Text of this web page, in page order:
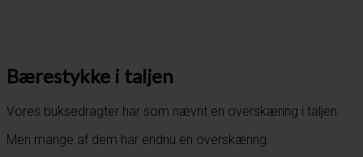
Bærestykke i taljen
Vores buksedragter har som nævnt en overskæring i taljen.
Men mange af dem har endnu en overskæring.